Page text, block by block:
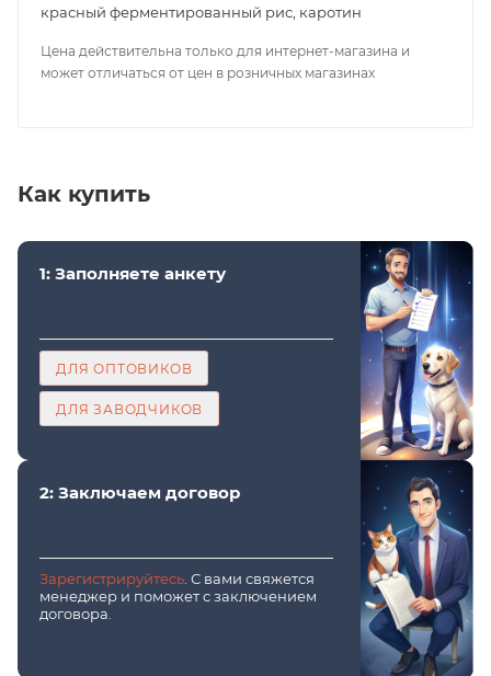
красный ферментированный рис, каротин
Цена действительна только для интернет-магазина и
может отличаться от цен в розничных магазинах
Как купить
1: Заполняете анкету
ДЛЯ ОПТОВИКОВ
ДЛЯ ЗАВОДЧИКОВ
2: Заключаем договор
Зарегистрируйтесь . С вами свяжется
менеджер и поможет с заключением
договора.